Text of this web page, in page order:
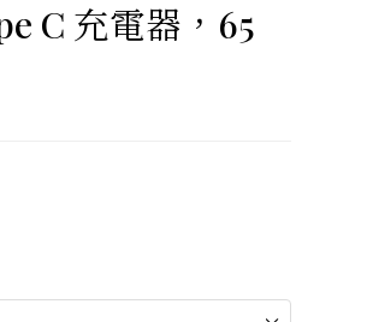
C 充電器，65